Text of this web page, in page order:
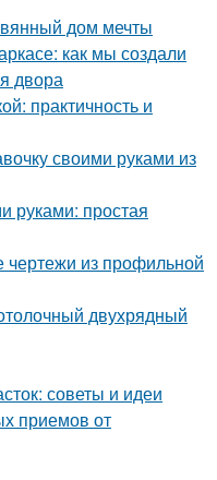
дом мечты
как мы создали
двора
практичность и
своими руками из
руками: простая
из профильной
двухрядный
советы и идеи
приемов от